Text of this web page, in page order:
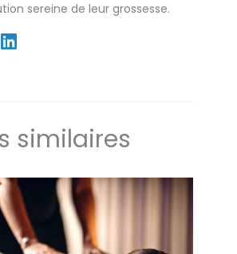
sereine de leur grossesse.
similaires